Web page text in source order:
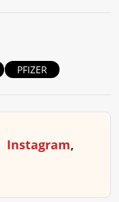
PFIZER
Instagram,